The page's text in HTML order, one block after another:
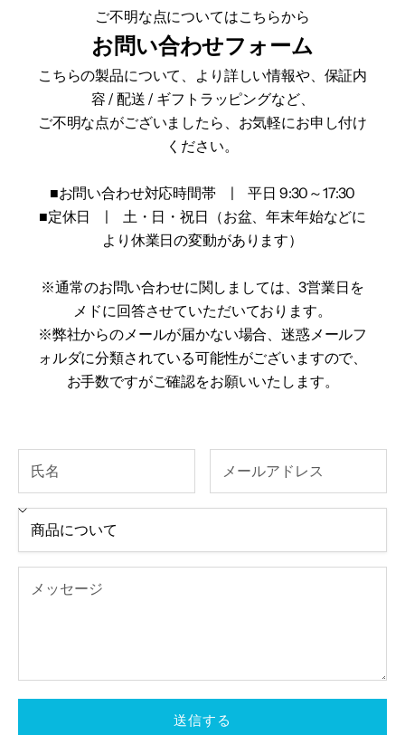
ご不明な点についてはこちらから
お問い合わせフォーム
こちらの製品について、より詳しい情報や、保証内
容 / 配送 / ギフトラッピングなど、
ご不明な点がございましたら、お気軽にお申し付け
ください。
■お問い合わせ対応時間帯 | 平日 9:30～17:30
■定休日 | 土・日・祝日（お盆、年末年始などに
より休業日の変動があります）
※通常のお問い合わせに関しましては、3営業日を
メドに回答させていただいております。
※弊社からのメールが届かない場合、迷惑メールフ
ォルダに分類されている可能性がございますので、
お手数ですがご確認をお願いいたします。
送信する